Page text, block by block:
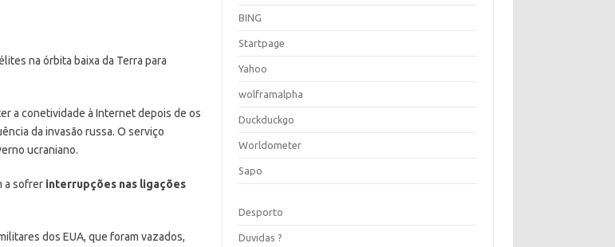
na órbita baixa da Terra para
a conetividade à Internet depois de os
da invasão russa. O serviço
ucraniano.
a sofrer interrupções nas ligações
dos EUA, que foram vazados,
BING
Startpage
Yahoo
wolframalpha
Duckduckgo
Worldometer
Sapo
Desporto
Duvidas ?